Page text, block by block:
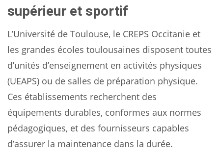
supérieur et sportif
L’Université de Toulouse, le CREPS Occitanie et
les grandes écoles toulousaines disposent toutes
d’unités d’enseignement en activités physiques
(UEAPS) ou de salles de préparation physique.
Ces établissements recherchent des
équipements durables, conformes aux normes
pédagogiques, et des fournisseurs capables
d’assurer la maintenance dans la durée.